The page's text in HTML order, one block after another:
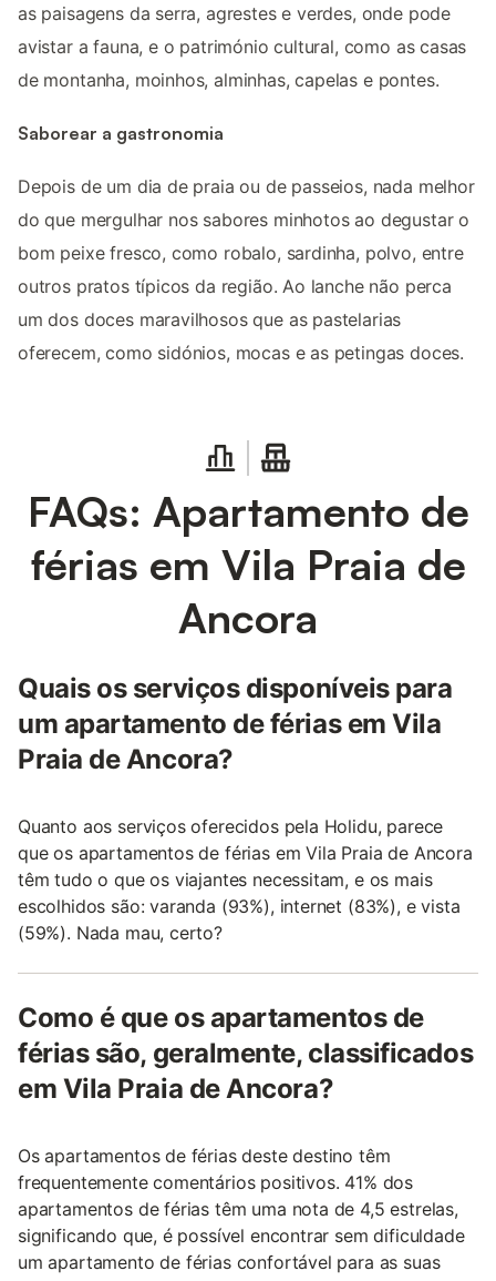
as paisagens da serra, agrestes e verdes, onde pode
avistar a fauna, e o património cultural, como as casas
de montanha, moinhos, alminhas, capelas e pontes.
Saborear a gastronomia
Depois de um dia de praia ou de passeios, nada melhor
do que mergulhar nos sabores minhotos ao degustar o
bom peixe fresco, como robalo, sardinha, polvo, entre
outros pratos típicos da região. Ao lanche não perca
um dos doces maravilhosos que as pastelarias
oferecem, como sidónios, mocas e as petingas doces.
FAQs: Apartamento de
férias em Vila Praia de
Ancora
Quais os serviços disponíveis para
um apartamento de férias em Vila
Praia de Ancora?
Quanto aos serviços oferecidos pela Holidu, parece
que os apartamentos de férias em Vila Praia de Ancora
têm tudo o que os viajantes necessitam, e os mais
escolhidos são: varanda (93%), internet (83%), e vista
(59%). Nada mau, certo?
Como é que os apartamentos de
férias são, geralmente, classificados
em Vila Praia de Ancora?
Os apartamentos de férias deste destino têm
frequentemente comentários positivos. 41% dos
apartamentos de férias têm uma nota de 4,5 estrelas,
significando que, é possível encontrar sem dificuldade
um apartamento de férias confortável para as suas